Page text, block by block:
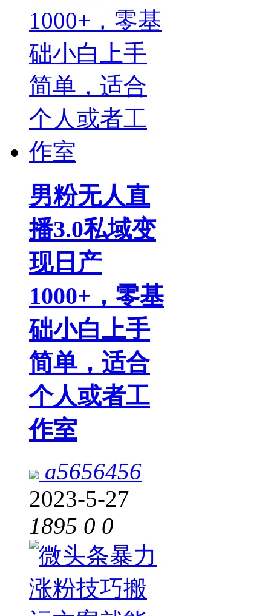
男粉无人直
播3.0私域变
现日产
1000+，零基
础小白上手
简单，适合
个人或者工
作室
a5656456
2023-5-27
1895 0 0